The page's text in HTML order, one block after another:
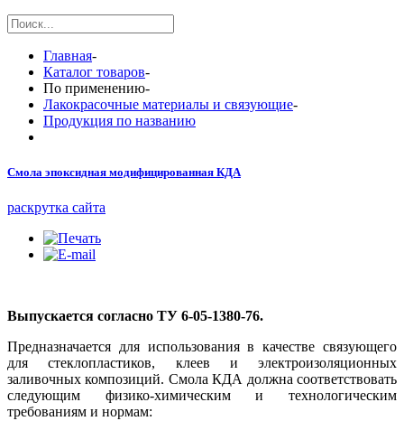
Главная-
Каталог товаров-
По применению-
Лакокрасочные материалы и связующие-
Продукция по названию
Смола эпоксидная модифицированная КДА
раскрутка сайта
Выпускается согласно ТУ 6-05-1380-76.
Предназначается для использования в качестве связующего
для стеклопластиков, клеев и электроизоляционных
заливочных композиций. Смола КДА должна соответствовать
следующим физико-химическим и технологическим
требованиям и нормам: